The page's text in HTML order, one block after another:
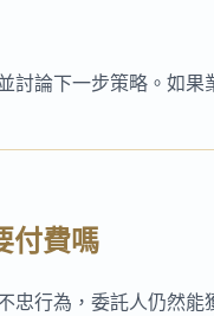
論下一步策略。如
付費嗎
行為，委託人仍然